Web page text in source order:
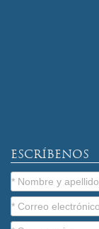
ESCRÍBENOS